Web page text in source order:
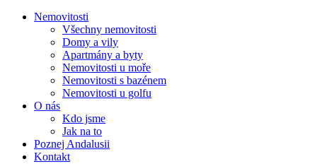
Nemovitosti
Všechny nemovitosti
Domy a vily
Apartmány a byty
Nemovitosti u moře
Nemovitosti s bazénem
Nemovitosti u golfu
O nás
Kdo jsme
Jak na to
Poznej Andalusii
Kontakt